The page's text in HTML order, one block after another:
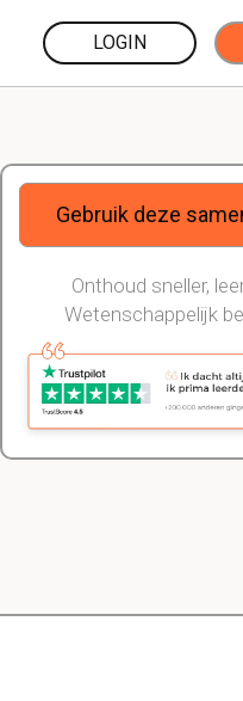
LOGIN
Gebruik deze
Onthoud sneller,
Wetenschappelijk